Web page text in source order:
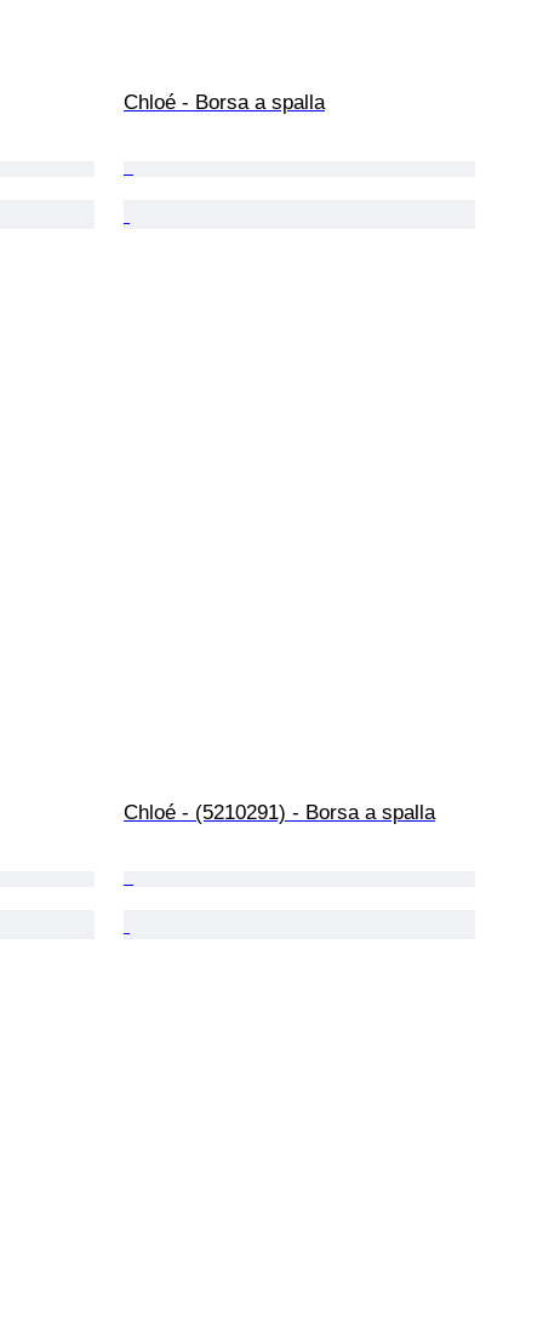
Chloé - Borsa a spalla
Chloé - (5210291) - Borsa a spalla